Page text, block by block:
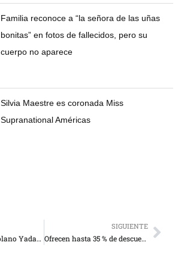
Familia reconoce a “la señora de las uñas
bonitas” en fotos de fallecidos, pero su
cuerpo no aparece
Silvia Maestre es coronada Miss
Supranational Américas
Incluyen a venezolano Yadam entre 10 latinos listos para triunfar en 2023
SIGUIENTE
Ofrecen hasta 35 % de descuento por pronto pago en servicios municipales